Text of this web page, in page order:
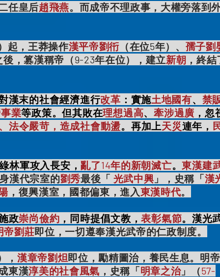
任皇后趙飛燕。而成帝不理政事，大權旁落到
起，王莽操作漢平帝劉衎（在位5年）、 孺子劉
後，篡漢稱帝（9-23年在位），建立新朝 ，終結
漢末的社會經濟進行改革 ：實施土地國有、 禁
業等政策。但其敗在理想過高、牽涉過廣 ，忽
法令嚴苛，造成社會動盪。再加上天災連年，
林軍攻入長安，亂了14年的新朝滅亡。東漢建
漢代宗室的劉秀最後「 光武中興 」，史稱「漢
，復興漢室，國都偏東，進入東漢時代。
政崇尚儉約 ，同時提倡文教，表彰氣節。漢光
帝劉莊即位，一切遵奉漢光武帝的仁政制度。
， 漢章帝劉炟即位，勵精圖治，養民生息。明
東漢淳美的社會風氣 ，史稱 「明章之治」（57-